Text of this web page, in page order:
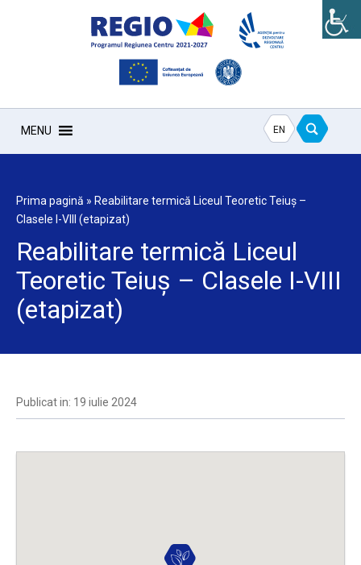
MENU EN
Prima pagină » Reabilitare termică Liceul Teoretic Teiuș –
Clasele I-VIII (etapizat)
Reabilitare termică Liceul
Teoretic Teiuș – Clasele I-VIII
(etapizat)
Publicat in: 19 iulie 2024